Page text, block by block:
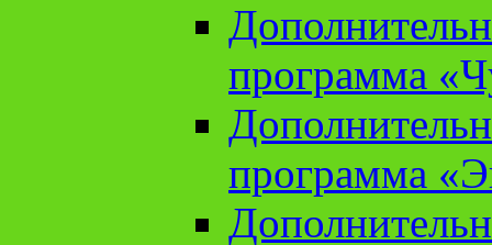
программа
программа